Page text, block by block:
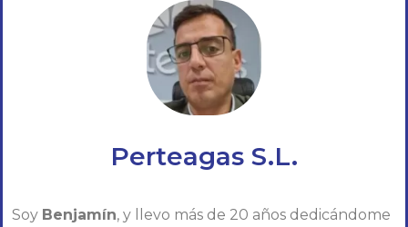
Perteagas S.L.
Soy Benjamín, y llevo más de 20 años dedicándome